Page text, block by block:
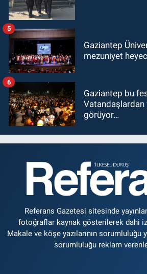
Gaziantep
mezuniyet
5
Gaziantep bu
Vatandaşlardan
görüyor…
6
Referans Gazetesi sitesinde
fotoğraflar kaynak gösterilerek dahi
Makale ve köşe yazılarının sorumluluğu
sorumluluğu reklam